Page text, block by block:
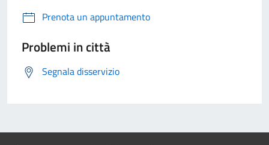
Prenota un appuntamento
Problemi in città
Segnala disservizio